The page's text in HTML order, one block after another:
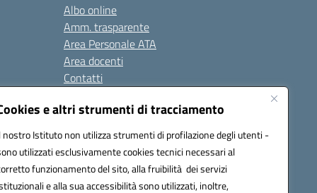
e altri strumenti di tracciamento
nostro Istituto non utilizza strumenti di profilazione degli utenti -
utilizzati esclusivamente cookies tecnici necessari al
funzionamento del sito, alla fruibilità dei servizi
e alla sua accessibilità sono utilizzati, inoltre,
Albo online
Amm. trasparente
Area Personale ATA
Area docenti
Contatti